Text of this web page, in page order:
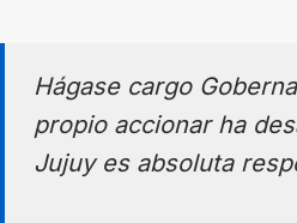
Hágase cargo
propio accionar ha
Jujuy es absoluta